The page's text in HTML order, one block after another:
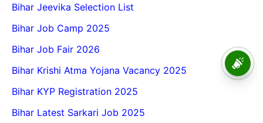
Bihar Jeevika Selection List
Bihar Job Camp 2025
Bihar Job Fair 2026
Bihar Krishi Atma Yojana Vacancy 2025
Bihar KYP Registration 2025
Bihar Latest Sarkari Job 2025
4.0 Recruitment 2026 – Online
Form, Eligibility, Vacancy,
Date, Apply Process